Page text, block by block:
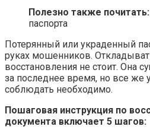
Полезно также почитать:
паспорта
Потерянный или украденный
руках мошенников.
восстановления не стоит. Она
за последнее время, но все же
соблюдать необходимо.
Пошаговая инструкция по
документа включает 5 шагов: